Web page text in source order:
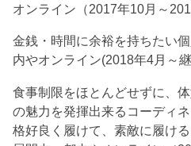
オンライン（2017年10月～
金銭・時間に余裕を持ちたい
内やオンライン(2018年4月～
食事制限をほとんどせずに、
の魅力を発揮出来るコーディ
格好良く履けて、素敵に履け